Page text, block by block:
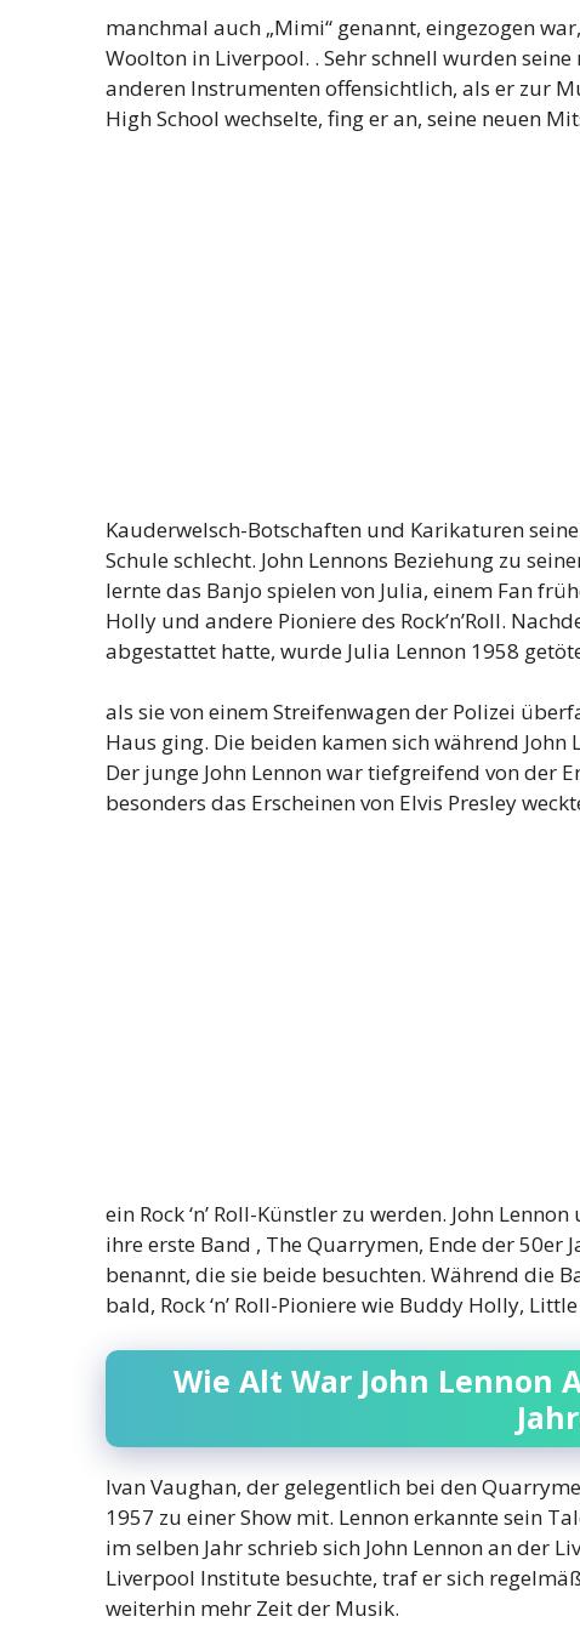
manchmal auch „Mimi“ genannt, eingezogen
Woolton in Liverpool. . Sehr schnell wurden
anderen Instrumenten offensichtlich, als er zur
High School wechselte, fing er an, seine neuen
Kauderwelsch-Botschaften und Karikaturen
Schule schlecht. John Lennons Beziehung zu
lernte das Banjo spielen von Julia, einem Fan
Holly und andere Pioniere des Rock’n’Roll.
abgestattet hatte, wurde Julia Lennon 1958
als sie von einem Streifenwagen der Polizei
Haus ging. Die beiden kamen sich während
Der junge John Lennon war tiefgreifend von der
besonders das Erscheinen von Elvis Presley
ein Rock ‘n’ Roll-Künstler zu werden. John
ihre erste Band , The Quarrymen, Ende der 50er
benannt, die sie beide besuchten. Während die
bald, Rock ‘n’ Roll-Pioniere wie Buddy Holly,
Wie Alt War John Lennon
Ivan Vaughan, der gelegentlich bei den
1957 zu einer Show mit. Lennon erkannte sein
im selben Jahr schrieb sich John Lennon an der
Liverpool Institute besuchte, traf er sich
weiterhin mehr Zeit der Musik.